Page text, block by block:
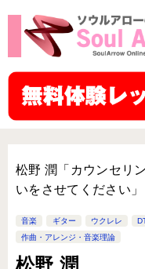
松野 潤「カウンセリ
いをさせてください」
音楽 ギター ウクレレ
作曲・アレンジ・音楽理論